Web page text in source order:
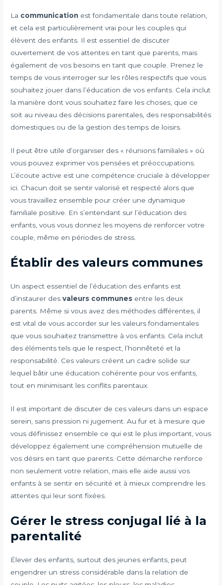
La communication est fondamentale dans toute relation,
et cela est particulièrement vrai pour les couples qui
élèvent des enfants. Il est essentiel de discuter
ouvertement de vos attentes en tant que parents, mais
également de vos besoins en tant que couple. Prenez le
temps de vous interroger sur les rôles respectifs que vous
souhaitez jouer dans l’éducation de vos enfants. Cela inclut
la manière dont vous souhaitez faire les choses, que ce
soit au niveau des décisions parentales, des responsabilités
domestiques ou de la gestion des temps de loisirs.
Il peut être utile d’organiser des « réunions familiales » où
vous pouvez exprimer vos pensées et préoccupations.
L’écoute active est une compétence cruciale à développer
ici. Chacun doit se sentir valorisé et respecté alors que
vous travaillez ensemble pour créer une dynamique
familiale positive. En s’entendant sur l’éducation des
enfants, vous vous donnez les moyens de renforcer votre
couple, même en périodes de stress.
Établir des valeurs communes
Un aspect essentiel de l’éducation des enfants est
d’instaurer desvaleurs communes entre les deux
parents. Même si vous avez des méthodes différentes, il
est vital de vous accorder sur les valeurs fondamentales
que vous souhaitez transmettre à vos enfants. Cela inclut
des éléments tels que le respect, l’honnêteté et la
responsabilité. Ces valeurs créent un cadre solide sur
lequel bâtir une éducation cohérente pour vos enfants,
tout en minimisant les conflits parentaux.
Il est important de discuter de ces valeurs dans un espace
serein, sans pression ni jugement. Au fur et à mesure que
vous définissez ensemble ce qui est le plus important, vous
développez également une compréhension mutuelle de
vos désirs en tant que parents. Cette démarche renforce
non seulement votre relation, mais elle aide aussi vos
enfants à se sentir en sécurité et à mieux comprendre les
attentes qui leur sont fixées.
Gérer le stress conjugal lié à la
parentalité
Élever des enfants, surtout des jeunes enfants, peut
engendrer un stress considérable dans la relation de